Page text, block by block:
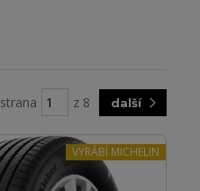
strana z 8 další
VYRÁBÍ MICHELIN